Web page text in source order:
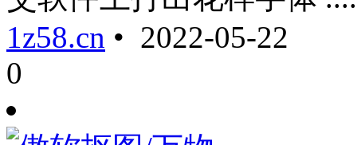
1z58.cn • 2022-05-22
0